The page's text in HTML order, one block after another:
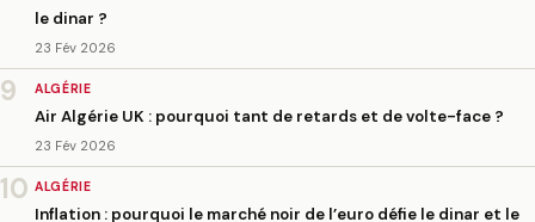
le dinar ?
23 Fév 2026
9 ALGÉRIE
Air Algérie UK : pourquoi tant de retards et de volte-face ?
23 Fév 2026
10 ALGÉRIE
Inflation : pourquoi le marché noir de l’euro défie le dinar et le